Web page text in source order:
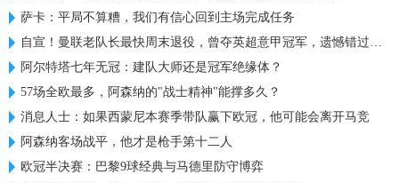
萨卡：平局不算糟，我们有信心回到主场完成任务
自宣！曼联老队长最快周末退役，曾夺英超意甲冠军，遗憾错过欧冠
阿尔特塔七年无冠：建队大师还是冠军绝缘体？
57场全欧最多，阿森纳的"战士精神"能撑多久？
消息人士：如果西蒙尼本赛季带队赢下欧冠，他可能会离开马竞
阿森纳客场战平，他才是枪手第十二人
欧冠半决赛：巴黎9球经典与马德里防守博弈